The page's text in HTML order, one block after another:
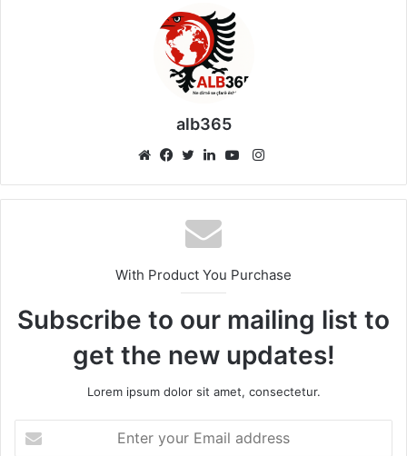
alb365
Instagram
With Product You Purchase
Subscribe to our mailing list to
get the new updates!
Lorem ipsum dolor sit amet, consectetur.
your